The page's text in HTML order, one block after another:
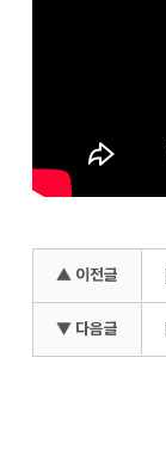
▲ 이전글
▼ 다음글